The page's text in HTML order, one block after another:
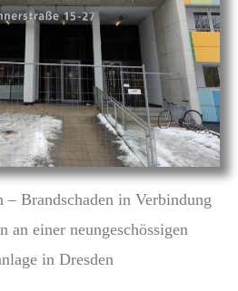
– Brandschaden in Verbindung
an einer neungeschössigen
in Dresden